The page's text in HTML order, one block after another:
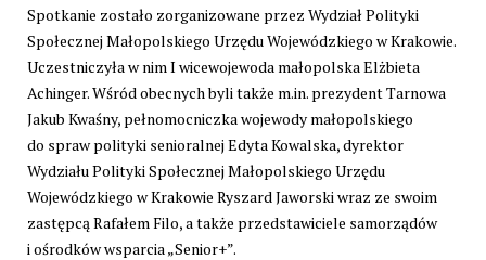
Spotkanie zostało zorganizowane przez Wydział Polityki
Społecznej Małopolskiego Urzędu Wojewódzkiego w Krakowie.
Uczestniczyła w nim I wicewojewoda małopolska Elżbieta
Achinger. Wśród obecnych byli także m.in. prezydent Tarnowa
Jakub Kwaśny, pełnomocniczka wojewody małopolskiego
do spraw polityki senioralnej Edyta Kowalska, dyrektor
Wydziału Polityki Społecznej Małopolskiego Urzędu
Wojewódzkiego w Krakowie Ryszard Jaworski wraz ze swoim
zastępcą Rafałem Filo, a także przedstawiciele samorządów
i ośrodków wsparcia „Senior+”.